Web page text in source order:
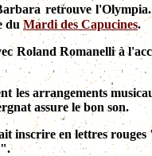
retrouve
duMardi des Capucines.
Roland Romanelli à
les arrangements
assure le bon son.
inscrire en lettres